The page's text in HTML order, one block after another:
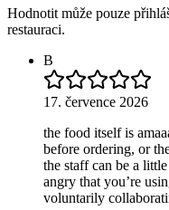
Hodnotit může pouze
restauraci.
B
17. července 2026
the food itself is
before ordering, or
the staff can be a
angry that you’re
voluntarily